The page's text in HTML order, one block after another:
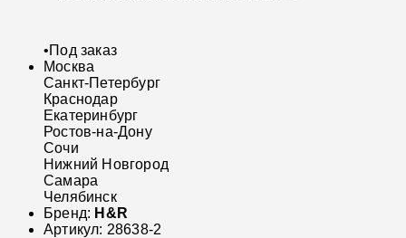
•Под заказ
Москва
Санкт-Петербург
Краснодар
Екатеринбург
Ростов-на-Дону
Сочи
Нижний Новгород
Самара
Челябинск
Бренд: H&R
Артикул: 28638-2